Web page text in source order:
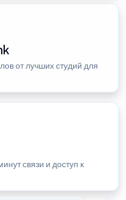
от лучших студий для
связи и доступ к